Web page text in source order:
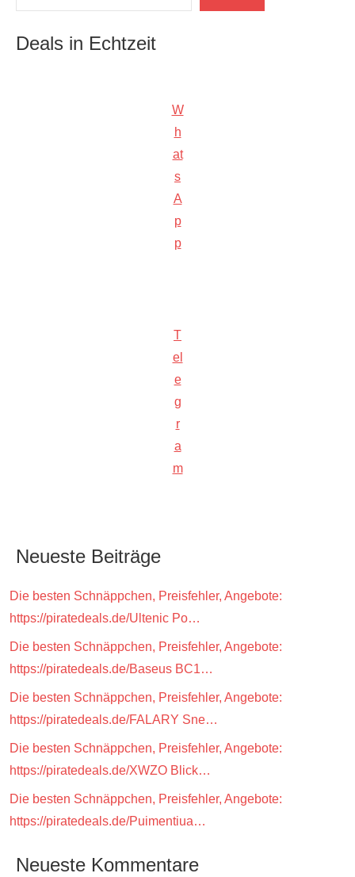
Deals in Echtzeit
W
h
at
s
A
p
p
T
el
e
g
r
a
m
Neueste Beiträge
Die besten Schnäppchen, Preisfehler, Angebote:
https://piratedeals.de/Ultenic Po…
Die besten Schnäppchen, Preisfehler, Angebote:
https://piratedeals.de/Baseus BC1…
Die besten Schnäppchen, Preisfehler, Angebote:
https://piratedeals.de/FALARY Sne…
Die besten Schnäppchen, Preisfehler, Angebote:
https://piratedeals.de/XWZO Blick…
Die besten Schnäppchen, Preisfehler, Angebote:
https://piratedeals.de/Puimentiua…
Neueste Kommentare